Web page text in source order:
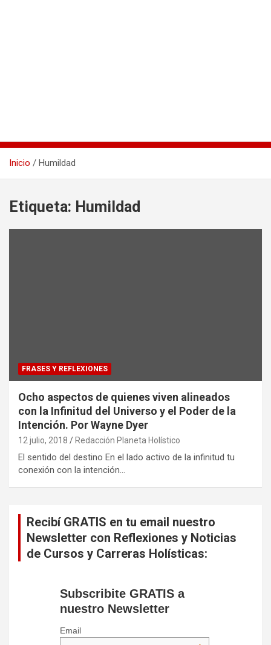
Inicio Humildad
Etiqueta: Humildad
FRASES Y REFLEXIONES
Ocho aspectos de quienes viven alineados
con la Infinitud del Universo y el Poder de la
Intención. Por Wayne Dyer
12 julio, 2018 Redacción Planeta Holístico
El sentido del destino En el lado activo de la infinitud tu
conexión con la intención…
Recibí GRATIS en tu email nuestro
Newsletter con Reflexiones y Noticias
de Cursos y Carreras Holísticas:
Subscribite GRATIS a
nuestro Newsletter
Email